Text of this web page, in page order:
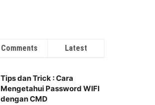
Comments Latest
Tips dan Trick : Cara
Mengetahui Password WIFI
dengan CMD